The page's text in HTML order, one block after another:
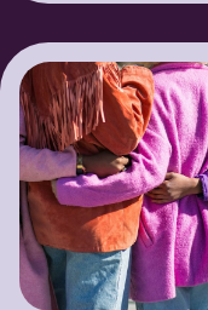
Ekerö. Temat var
”Ledarskap i Kristi
efterföljd – att
tjäna, bära och…